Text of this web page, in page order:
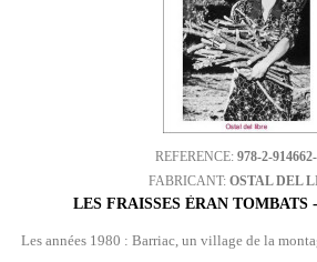
REFERENCE: 978-2-
FABRICANT: OSTAL DEL
LES FRAISSES ÈRAN TOMBATS
Les années 1980 : Barriac, un village de la